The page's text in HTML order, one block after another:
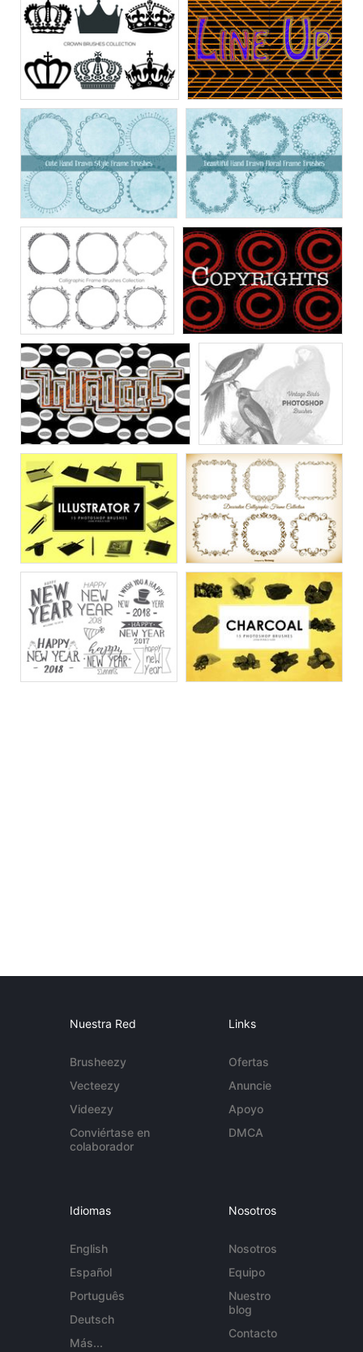
Nuestra Red
Brusheezy
Vecteezy
Videezy
Conviértase en
colaborador
Links
Ofertas
Anuncie
Apoyo
DMCA
Idiomas
English
Español
Português
Deutsch
Más...
Nosotros
Nosotros
Equipo
Nuestro
blog
Contacto